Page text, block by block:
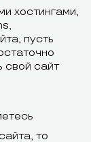
хостингами,
пусть
свой сайт
то